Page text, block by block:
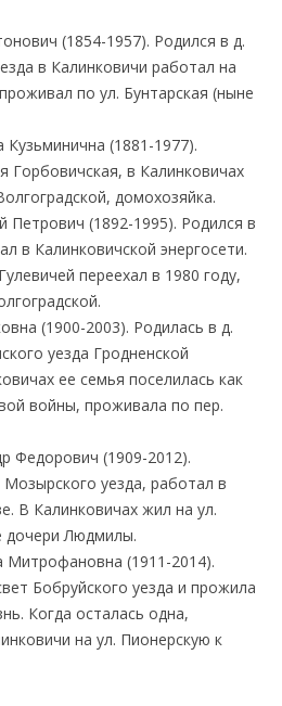
(1854-1957). Родился в д.
в Калинковичи работал на
по ул. Бунтарская (ныне
(1881-1977).
Горбовичская, в Калинковичах
домохозяйка.
Петрович (1892-1995). Родился в
в Калинковичской энергосети.
переехал в 1980 году,
(1900-2003). Родилась в д.
уезда Гродненской
ее семья поселилась как
войны, проживала по пер.
Федорович (1909-2012).
Мозырского уезда, работал в
В Калинковичах жил на ул.
дочери Людмилы.
Митрофановна (1911-2014).
Бобруйского уезда и прожила
Когда осталась одна,
на ул. Пионерскую к